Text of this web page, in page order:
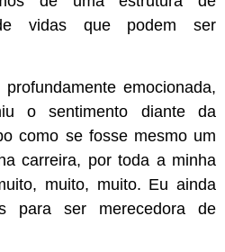
vidas que podem ser
emocionada,
o sentimento diante da
como se fosse mesmo um
carreira, por toda a minha
muito, muito. Eu ainda
para ser merecedora de